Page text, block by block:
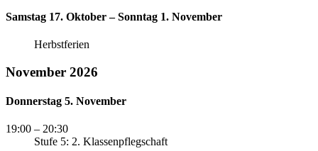
Samstag 17. Oktober – Sonntag 1. November
Herbstferien
November 2026
Donnerstag 5. November
19:00 – 20:30
Stufe 5: 2. Klassenpflegschaft